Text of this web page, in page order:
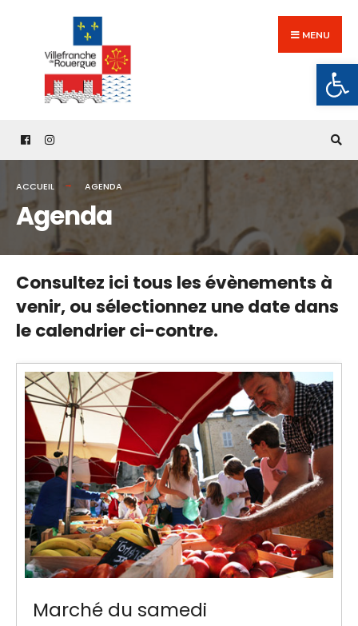
content
MENU
ACCUEIL AGENDA
Agenda
Consultez ici tous les évènements à
venir,ou sélectionnez une date dans
le calendrier ci-contre.
Marché du samedi